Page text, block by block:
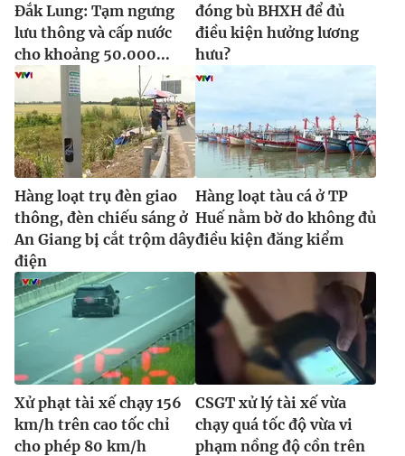
Đắk Lung: Tạm ngưng
lưu thông và cấp nước
cho khoảng 50.000...
đóng bù BHXH để đủ
điều kiện hưởng lương
hưu?
Hàng loạt trụ đèn giao
thông, đèn chiếu sáng ở
An Giang bị cắt trộm dây
điện
Hàng loạt tàu cá ở TP
Huế nằm bờ do không đủ
điều kiện đăng kiểm
Xử phạt tài xế chạy 156
km/h trên cao tốc chỉ
cho phép 80 km/h
CSGT xử lý tài xế vừa
chạy quá tốc độ vừa vi
phạm nồng độ cồn trên